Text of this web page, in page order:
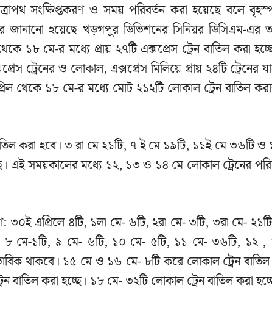
সংক্ষিপ্তকরণ ও সময় পরিবর্তন করা হয়েছে বলে
জানানো হয়েছে খড়গপুর ডিভিশনের সিনিয়র ডিসিএম-এর
১৮ মে-র মধ্যে প্রায় ২৭টি এক্সপ্রেস ট্রেন বাতিল করা
ট্রেনের ও লোকাল, এক্সপ্রেস মিলিয়ে প্রায় ২৪টি ট্রেনের
থেকে ১৮ মে-র মধ্যে মোট ২১২টি লোকাল ট্রেন বাতিল
করা হবে। ৩ রা মে ২১টি, ৭ ই মে ১৯টি, ১১ই মে ৩৬টি
এই সময়কালের মধ্যে ১২, ১৩ ও ১৪ মে লোকাল ট্রেনের
৩০ই এপ্রিলে ৪টি, ১লা মে- ৬টি, ২রা মে- ৩টি, ৩রা মে-
৮ মে-১টি, ৯ মে- ৬টি, ১০ মে- ৫টি, ১১ মে- ৩৬টি, ১২
থাকবে। ১৫ মে ও ১৬ মে- ৮টি করে লোকাল ট্রেন
বাতিল করা হচ্ছে। ১৮ মে- ৩২টি লোকাল ট্রেন বাতিল করা